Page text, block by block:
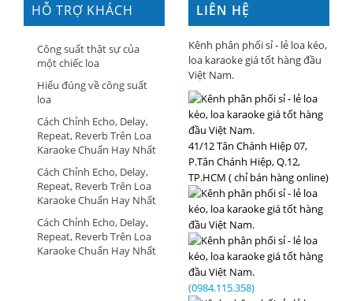
HỖ TRỢ KHÁCH
HÀNG
Công suất thật sự của
một chiếc loa
Hiểu đúng về công suất
loa
Cách Chỉnh Echo, Delay,
Repeat, Reverb Trên Loa
Karaoke Chuẩn Hay Nhất
Cách Chỉnh Echo, Delay,
Repeat, Reverb Trên Loa
Karaoke Chuẩn Hay Nhất
Cách Chỉnh Echo, Delay,
Repeat, Reverb Trên Loa
Karaoke Chuẩn Hay Nhất
LIÊN HỆ
Kênh phân phối sỉ - lẻ loa kéo,
loa karaoke giá tốt hàng đầu
Việt Nam.
41/12 Tân Chánh Hiệp 07,
P.Tân Chánh Hiệp, Q.12,
TP.HCM ( chỉ bán hàng online)
(0984.115.358)